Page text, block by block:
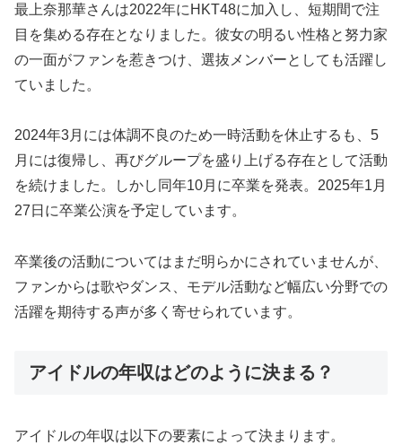
最上奈那華さんは2022年にHKT48に加入し、短期間で注
目を集める存在となりました。彼女の明るい性格と努力家
の一面がファンを惹きつけ、選抜メンバーとしても活躍し
ていました。
2024年3月には体調不良のため一時活動を休止するも、5
月には復帰し、再びグループを盛り上げる存在として活動
を続けました。しかし同年10月に卒業を発表。2025年1月
27日に卒業公演を予定しています。
卒業後の活動についてはまだ明らかにされていませんが、
ファンからは歌やダンス、モデル活動など幅広い分野での
活躍を期待する声が多く寄せられています。
アイドルの年収はどのように決まる？
アイドルの年収は以下の要素によって決まります。